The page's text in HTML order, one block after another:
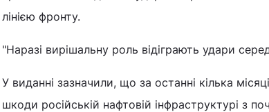
лінією фронту.
"Наразі вирішальну роль відіграють удари
У виданні зазначили, що за останні кілька
шкоди російській нафтовій інфраструктурі з